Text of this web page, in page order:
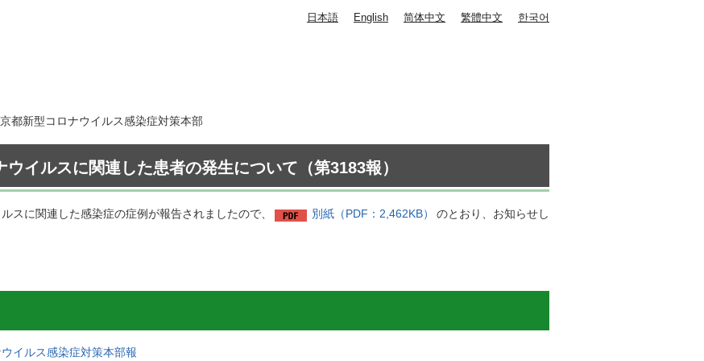
日本語 English 简体中文 繁體中文 한국어
新型コロナウイルス感染症対策本部
ウイルスに関連した患者の発生について（第3183報）
スに関連した感染症の症例が報告されましたので、 別紙（PDF：2,462KB）
のとおり、お知らせし
イルス感染症対策本部報